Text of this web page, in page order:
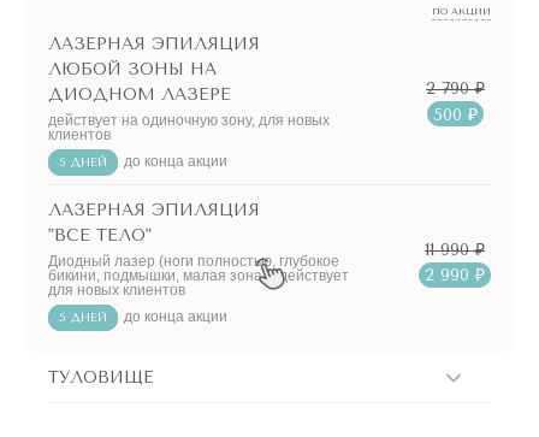
ПО АКЦИИ
ЛАЗЕРНАЯ ЭПИЛЯЦИЯ
ЛЮБОЙ ЗОНЫ НА
ДИОДНОМ ЛАЗЕРЕ
действует на одиночную зону, для новых
клиентов
5 ДНЕЙ до конца акции
2 790 ₽
500 ₽
ЛАЗЕРНАЯ ЭПИЛЯЦИЯ
"ВСЕ ТЕЛО"
Диодный лазер (ноги полностью, глубокое
бикини, подмышки, малая зона) - действует
для новых клиентов
5 ДНЕЙ до конца акции
11 990 ₽
2 990 ₽
ТУЛОВИЩЕ